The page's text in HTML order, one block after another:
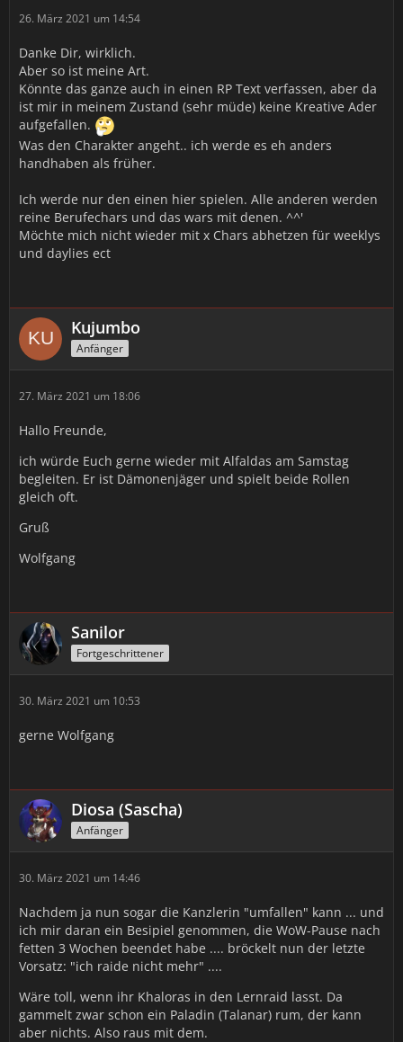
26. März 2021 um 14:54
Danke Dir, wirklich.
Aber so ist meine Art.
Könnte das ganze auch in einen RP Text verfassen, aber da
ist mir in meinem Zustand (sehr müde) keine Kreative Ader
aufgefallen.
Was den Charakter angeht.. ich werde es eh anders
handhaben als früher.
Ich werde nur den einen hier spielen. Alle anderen werden
reine Berufechars und das wars mit denen. ^^'
Möchte mich nicht wieder mit x Chars abhetzen für weeklys
und daylies ect
Kujumbo
Anfänger
27. März 2021 um 18:06
Hallo Freunde,
ich würde Euch gerne wieder mit Alfaldas am Samstag
begleiten. Er ist Dämonenjäger und spielt beide Rollen
gleich oft.
Gruß
Wolfgang
Sanilor
Fortgeschrittener
30. März 2021 um 10:53
gerne Wolfgang
Diosa (Sascha)
Anfänger
30. März 2021 um 14:46
Nachdem ja nun sogar die Kanzlerin "umfallen" kann ... und
ich mir daran ein Besipiel genommen, die WoW-Pause nach
fetten 3 Wochen beendet habe .... bröckelt nun der letzte
Vorsatz: "ich raide nicht mehr" ....
Wäre toll, wenn ihr Khaloras in den Lernraid lasst. Da
gammelt zwar schon ein Paladin (Talanar) rum, der kann
aber nichts. Also raus mit dem.